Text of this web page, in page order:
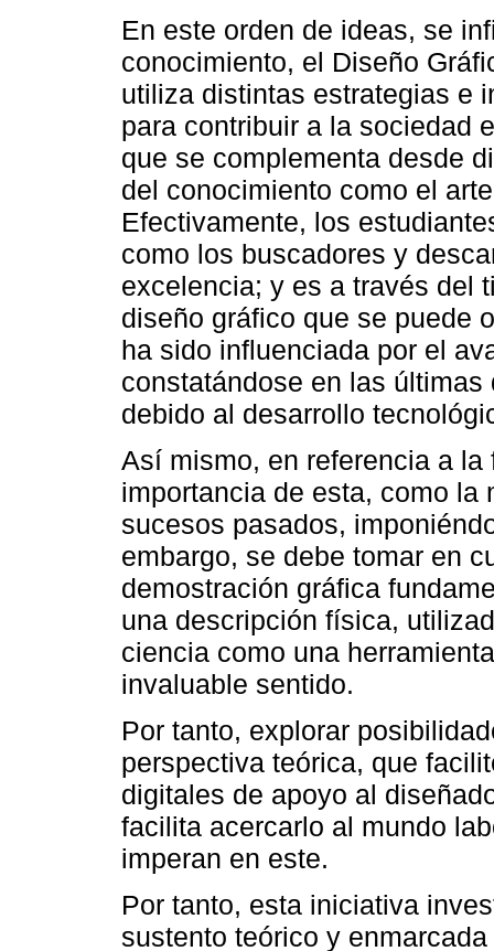
En este orden de ideas, se
conocimiento, el Diseño
utiliza distintas estrategias e
para contribuir a la sociedad
que se complementa desde
del conocimiento como el
Efectivamente, los
como los buscadores y
excelencia; y es a través del
diseño gráfico que se puede
ha sido influenciada por el
constatándose en las
debido al desarrollo
Así mismo, en referencia a
importancia de esta, como la
sucesos pasados,
embargo, se debe tomar en
demostración gráfica
una descripción física,
ciencia como una
invaluable sentido.
Por tanto, explorar
perspectiva teórica, que
digitales de apoyo al
facilita acercarlo al mundo
imperan en este.
Por tanto, esta iniciativa
sustento teórico y